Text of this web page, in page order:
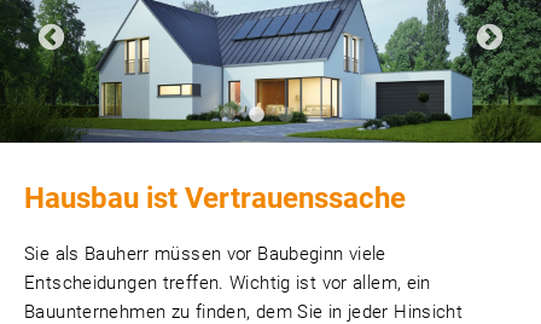
Hausbau ist Vertrauenssache
Sie als Bauherr müssen vor Baubeginn viele
Entscheidungen treffen. Wichtig ist vor allem, ein
Bauunternehmen zu finden, dem Sie in jeder Hinsicht